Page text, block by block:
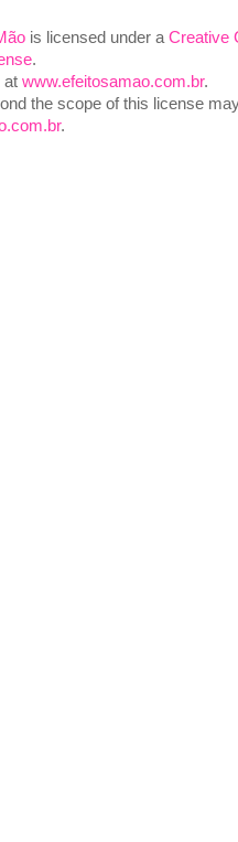
is licensed under a Creative
.
at www.efeitosamao.com.br.
the scope of this license
.